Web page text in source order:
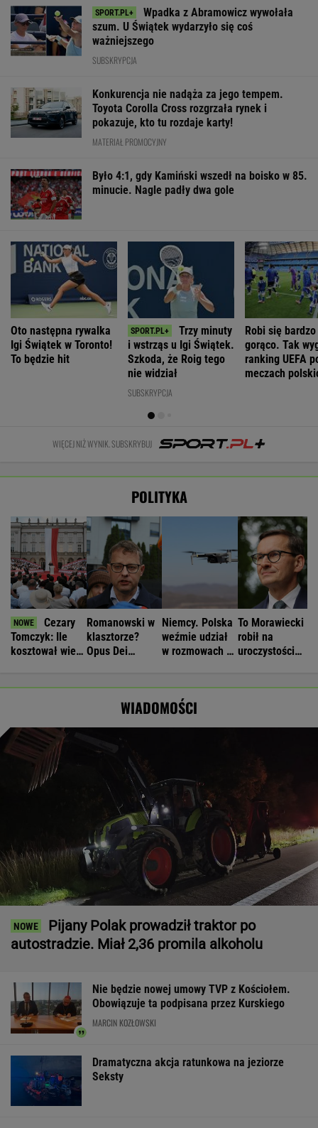
Wpadka z Abramowicz wywołała
szum. U Świątek wydarzyło się coś
ważniejszego
SUBSKRYPCJA
Konkurencja nie nadąża za jego tempem.
Toyota Corolla Cross rozgrzała rynek i
pokazuje, kto tu rozdaje karty!
MATERIAŁ PROMOCYJNY
Było 4:1, gdy Kamiński wszedł na boisko w 85.
minucie. Nagle padły dwa gole
Oto następna rywalka
Igi Świątek w Toronto!
To będzie hit
Trzy minuty
i wstrząs u Igi Świątek.
Szkoda, że Roig tego
nie widział
SUBSKRYPCJA
Robi się bardzo
gorąco. Tak
ranking UEFA
meczach
WIĘCEJ NIŻ WYNIK. SUBSKRYBUJ
POLITYKA
Cezary
Tomczyk: Ile
kosztował wiec
Romanowski w
klasztorze?
Opus Dei
Niemcy. Polska
weźmie udział
w rozmowach o
To Morawiecki
robił na
uroczystości
WIADOMOŚCI
Pijany Polak prowadził traktor po
autostradzie. Miał 2,36 promila alkoholu
Nie będzie nowej umowy TVP z Kościołem.
Obowiązuje ta podpisana przez Kurskiego
MARCIN KOZŁOWSKI
Dramatyczna akcja ratunkowa na jeziorze
Seksty